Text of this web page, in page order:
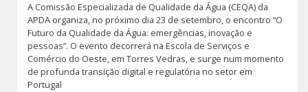
A Comissão Especializada de Qualidade da Água (CEQA) da
APDA organiza, no próximo dia 23 de setembro, o encontro “O
Futuro da Qualidade da Água: emergências, inovação e
pessoas”. O evento decorrerá na Escola de Serviços e
Comércio do Oeste, em Torres Vedras, e surge num momento
de profunda transição digital e regulatória no setor em
Portugal